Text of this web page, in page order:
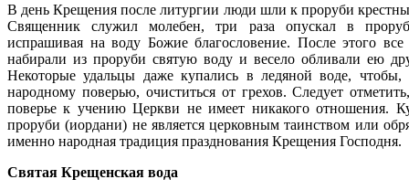
В день Крещения после литургии люди шли к проруби
Священник служил молебен, три раза опускал в
испрашивая на воду Божие благословение. После этого все
набирали из проруби святую воду и весело обливали ею
Некоторые удальцы даже купались в ледяной воде, чтобы,
народному поверью, очиститься от грехов. Следует
поверье к учению Церкви не имеет никакого отношения.
проруби (иордани) не является церковным таинством или
именно народная традиция празднования Крещения Господня.
Святая Крещенская вода